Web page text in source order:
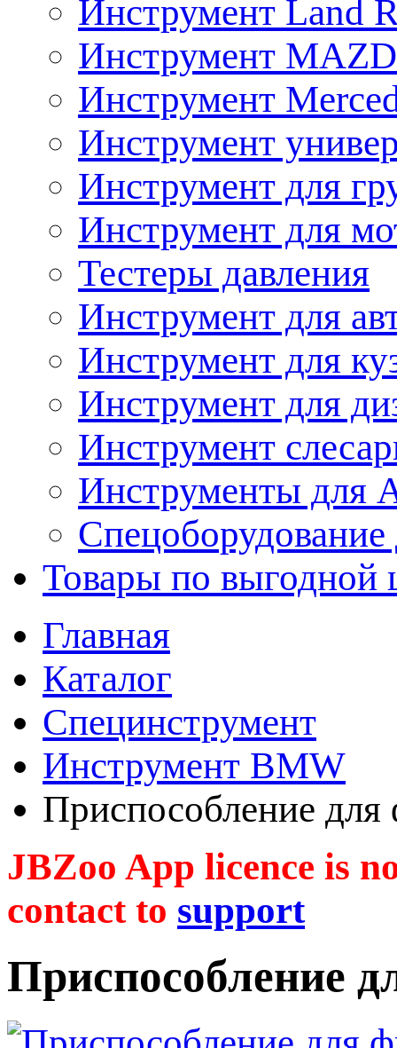
Инструмент Land
Инструмент
Инструмент
Инструмент
Инструмент для
Инструмент для
Тестеры давления
Инструмент для
Инструмент для
Инструмент для
Инструмент
Инструменты
Спецоборудование
Товары по выгодной
Главная
Каталог
Специнструмент
Инструмент BMW
Приспособление
JBZoo App licence is
contact to support
Приспособление